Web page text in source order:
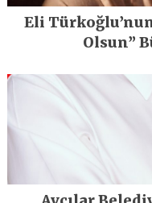
Eli Türkoğlu’nun
Olsun”